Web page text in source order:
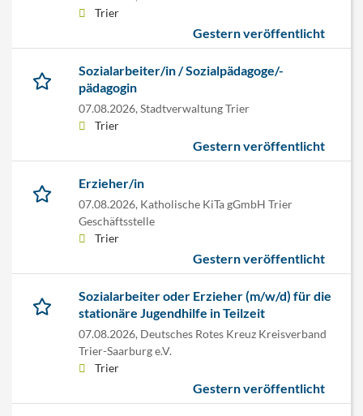
Trier
Gestern veröffentlicht
Sozialarbeiter/in / Sozialpädagoge/-
pädagogin
07.08.2026, Stadtverwaltung Trier
Trier
Gestern veröffentlicht
Erzieher/in
07.08.2026, Katholische KiTa gGmbH Trier
Geschäftsstelle
Trier
Gestern veröffentlicht
Sozialarbeiter oder Erzieher (m/w/d) für die
stationäre Jugendhilfe in Teilzeit
07.08.2026, Deutsches Rotes Kreuz Kreisverband
Trier-Saarburg e.V.
Trier
Gestern veröffentlicht